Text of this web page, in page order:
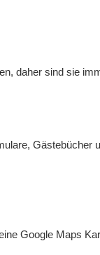
daher sind sie
Gästebücher
Google Maps